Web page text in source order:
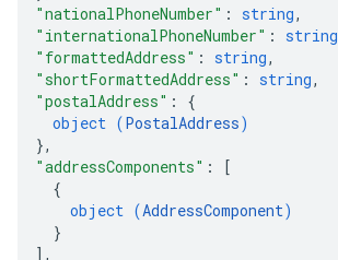
"nationalPhoneNumber" : string,
"internationalPhoneNumber" : string
"formattedAddress" : string,
"shortFormattedAddress" : string,
"postalAddress" : {
object (PostalAddress)
},
"addressComponents" :
[
{
object (AddressComponent)
}
] ,